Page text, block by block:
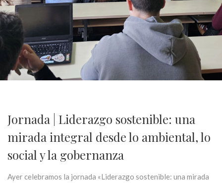
Jornada | Liderazgo sostenible: una
mirada integral desde lo ambiental, lo
social y la gobernanza
Ayer celebramos la jornada «Liderazgo sostenible: una mirada